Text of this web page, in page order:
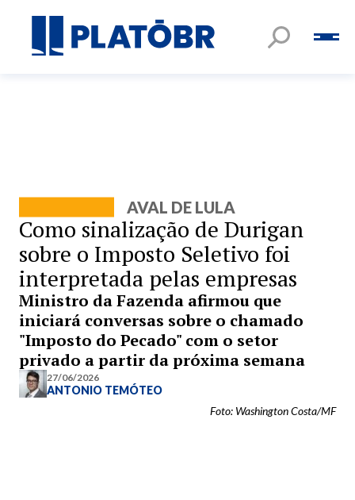
AVAL DE LULA
Como sinalização de Durigan
sobre o Imposto Seletivo foi
interpretada pelas empresas
Ministro da Fazenda afirmou que
iniciará conversas sobre o chamado
"Imposto do Pecado" com o setor
privado a partir da próxima semana
27/06/2026
ANTONIO TEMÓTEO
Foto: Washington Costa/MF